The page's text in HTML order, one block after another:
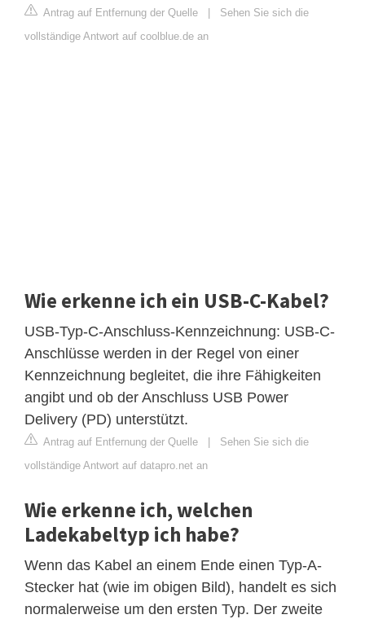
Antrag auf Entfernung der Quelle
Sehen Sie sich die
vollständige Antwort auf coolblue.de an
Wie erkenne ich ein USB-C-Kabel?
USB-Typ-C-Anschluss-Kennzeichnung: USB-C-
Anschlüsse werden in der Regel von einer
Kennzeichnung begleitet, die ihre Fähigkeiten
angibt und ob der Anschluss USB Power
Delivery (PD) unterstützt.
Antrag auf Entfernung der Quelle
Sehen Sie sich die
vollständige Antwort auf datapro.net an
Wie erkenne ich, welchen
Ladekabeltyp ich habe?
Wenn das Kabel an einem Ende einen Typ-A-
Stecker hat (wie im obigen Bild), handelt es sich
normalerweise um den ersten Typ. Der zweite